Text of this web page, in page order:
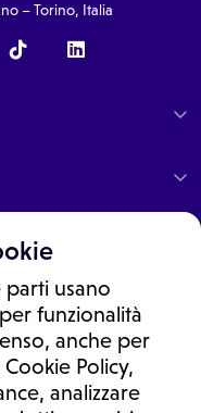
parti usano
funzionalità
anche per
Policy,
analizzare
– Torino, Italia
sono un consulto medico.
un consulto, una
si devono considerare
per la formulazione di